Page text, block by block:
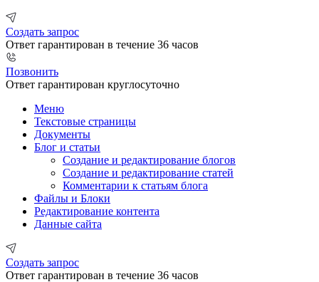
Создать запрос
Ответ гарантирован в течение 36 часов
Позвонить
Ответ гарантирован круглосуточно
Меню
Текстовые страницы
Документы
Блог и статьи
Создание и редактирование блогов
Создание и редактирование статей
Комментарии к статьям блога
Файлы и Блоки
Редактирование контента
Данные сайта
Создать запрос
Ответ гарантирован в течение 36 часов